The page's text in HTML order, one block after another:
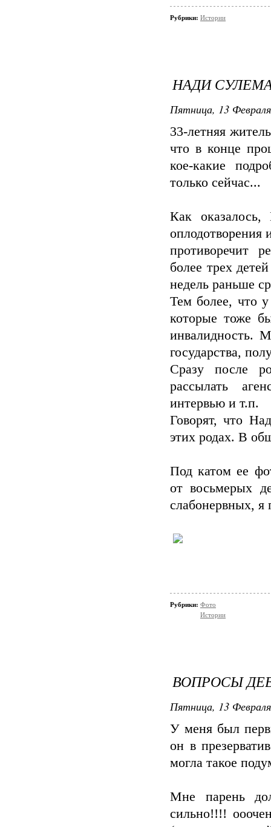
Рубрики: Истории
НАДИ
Пятница, 13
33-летняя
что в конце
кое-какие
только сейчас...
Как оказалось,
оплодотворения
противоречит
более трех
недель раньше
Тем более, что
которые тоже
инвалидность.
государства,
Сразу после
рассылать
интервью и т.п.
Говорят, что
этих родах. В
Под катом ее
от восьмерых
слабонервных, я
Рубрики: Фото
Истории
ВОПРОСЫ
Пятница, 13
У меня был
он в
могла такое
Мне парень
сильно!!!!